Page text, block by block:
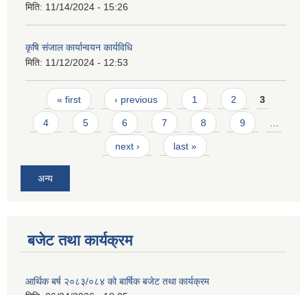
मिति: 11/14/2024 - 15:26
कृषि संजाल कार्यान्वयन कार्यविधि
मिति: 11/12/2024 - 12:53
Pages
« first ‹ previous 1 2 3
4 5 6 7 8 9 …
next › last »
अन्य
बजेट तथा कार्यक्रम
आर्थिक बर्ष २०८३/०८४ को बार्षिक बजेट तथा कार्यक्रम